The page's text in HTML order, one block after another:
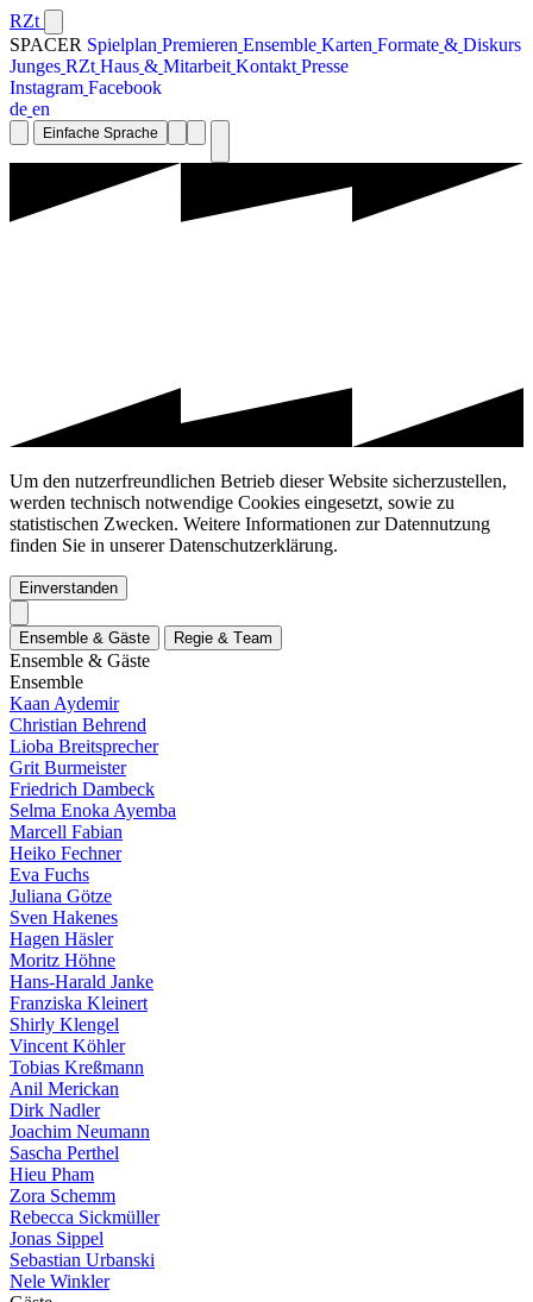
RZt
SPACER Spielplan Premieren Ensemble Karten Formate & Diskurs
Junges RZt Haus & Mitarbeit Kontakt Presse
Instagram Facebook
de en
Einfache Sprache
Um den nutzerfreundlichen Betrieb dieser Website sicherzustellen,
werden technisch notwendige Cookies eingesetzt, sowie zu
statistischen Zwecken. Weitere Informationen zur Datennutzung
finden Sie in unserer Datenschutzerklärung.
Einverstanden
Ensem b e & Gäste Regie & Team
Ensemble & Gäste
Ensemble
Kaan Aydemir
Christian Behrend
Lioba Breitsprecher
Grit Burmeister
Friedrich Dambeck
Selma Enoka Ayemba
Marcell Fabian
Heiko Fechner
Eva Fuchs
Juliana Götze
Sven Hakenes
Hagen Häsler
Moritz Höhne
Hans-Harald Janke
Franziska Kleinert
Shirly Klengel
Vincent Köhler
Tobias Kreßmann
Anil Merickan
Dirk Nadler
Joachim Neumann
Sascha Perthel
Hieu Pham
Zora Schemm
Rebecca Sickmüller
Jonas Sippel
Sebastian Urbanski
Nele Winkler